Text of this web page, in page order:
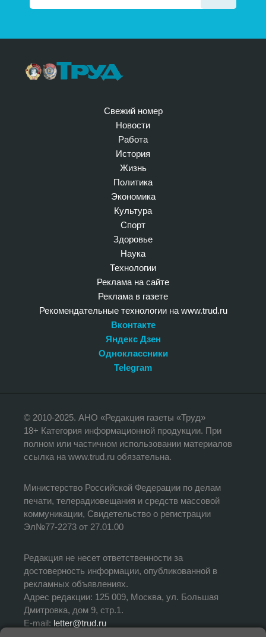
Свежий номер
Новости
Работа
История
Жизнь
Политика
Экономика
Культура
Спорт
Здоровье
Наука
Технологии
Реклама на сайте
Реклама в газете
Рекомендательные технологии на www.trud.ru
Вконтакте
Яндекс Дзен
Одноклассники
Telegram
© 2010-2025. АНО «Редакция газеты «Труд»
18+ Категория информационной продукции. При
полном или частичном использовании материалов
ссылка на www.trud.ru обязательна.
Министерство Российской Федерации по делам
печати, телерадиовещания и средств массовой
коммуникации, Свидетельство о регистрации
Эл№77-2273 от 27.01.00
Редакция не несет ответственности за
достоверность информации, опубликованной в
рекламных объявлениях.
Адрес редакции: 125 009, Москва, ул. Большая
Дмитровка, дом 9, стр.1.
E-mail: letter@trud.ru